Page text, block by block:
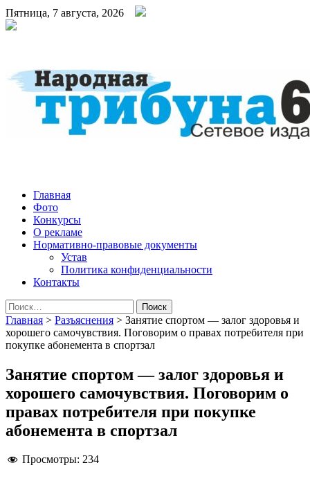
Пятница, 7 августа, 2026
Народная трибуна
Калининская районная газета
Главная
Фото
Конкурсы
О рекламе
Нормативно-правовые документы
Устав
Политика конфиденциальности
Контакты
Найти:
Главная > Разъяснения > Занятие спортом — залог здоровья и
хорошего самочувствия. Поговорим о правах потребителя при
покупке абонемента в спортзал
Занятие спортом — залог здоровья и
хорошего самочувствия. Поговорим о
правах потребителя при покупке
абонемента в спортзал
Просмотры: 234